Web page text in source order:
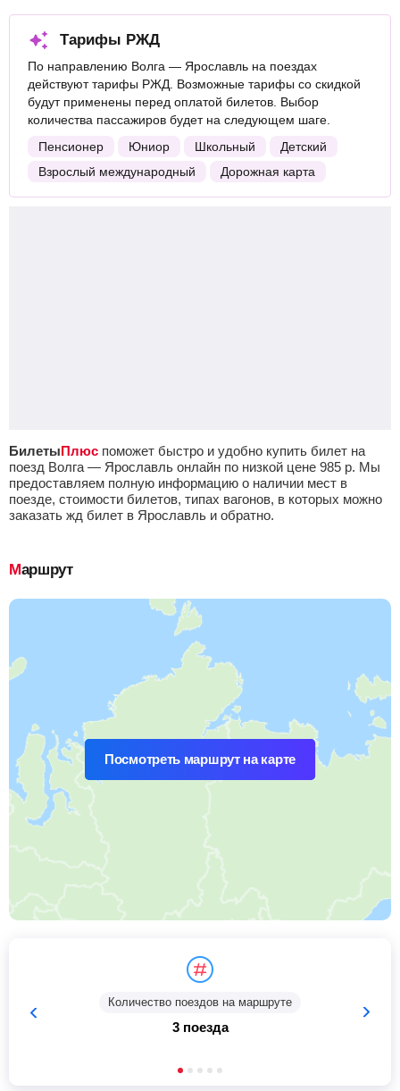
Тарифы РЖД
По направлению Волга — Ярославль на поездах
действуют тарифы РЖД. Возможные тарифы со скидкой
будут применены перед оплатой билетов. Выбор
количества пассажиров будет на следующем шаге.
Пенсионер
Юниор Школьный
Детский
Взрослый международный
Дорожная карта
БилетыПлюс поможет быстро и удобно купить билет на
поезд Волга — Ярославль онлайн по низкой цене 985 р. Мы
предоставляем полную информацию о наличии мест в
поезде, стоимости билетов, типах вагонов, в которых можно
заказать жд билет в Ярославль и обратно.
Маршрут
Посмотреть маршрут на карте
Количество поездов на маршруте
3 поезда